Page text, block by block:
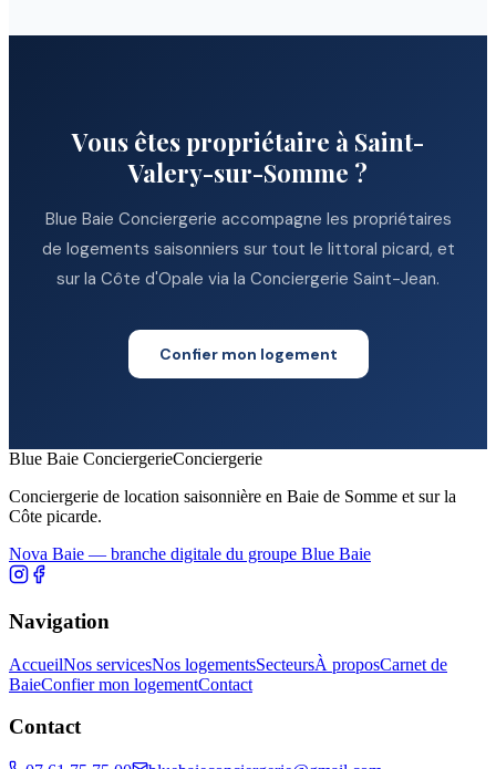
Vous êtes propriétaire à Saint-
Valery-sur-Somme ?
Blue Baie Conciergerie accompagne les propriétaires
de logements saisonniers sur tout le littoral picard, et
sur la Côte d'Opale via la Conciergerie Saint-Jean.
Confier mon logement
Blue Baie ConciergerieConciergerie
Conciergerie de location saisonnière en Baie de Somme et sur la
Côte picarde.
Nova Baie — branche digitale du groupe Blue Baie
Navigation
AccueilNos servicesNos logementsSecteursÀ proposCarnet de
BaieConfier mon logementContact
Contact